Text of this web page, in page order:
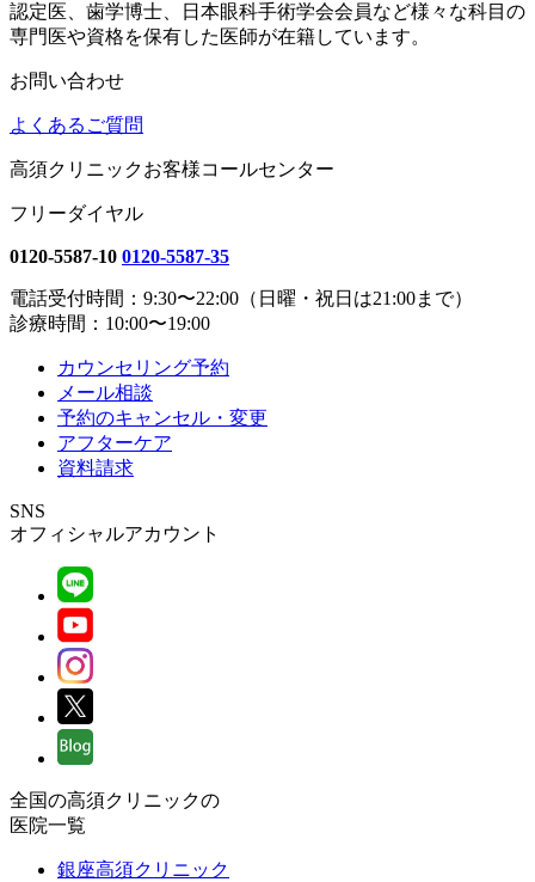
認定医、歯学博士、日本眼科手術学会会員など様々な科目の
専門医や資格を保有した医師が在籍しています。
お問い合わせ
よくあるご質問
高須クリニックお客様コールセンター
フリーダイヤル
0120-5587-10 0120-5587-35
電話受付時間：9:30〜22:00（日曜・祝日は21:00まで）
診療時間：10:00〜19:00
カウンセリング予約
メール相談
予約のキャンセル・変更
アフターケア
資料請求
SNS
オフィシャルアカウント
全国の高須クリニックの
医院一覧
銀座高須クリニック